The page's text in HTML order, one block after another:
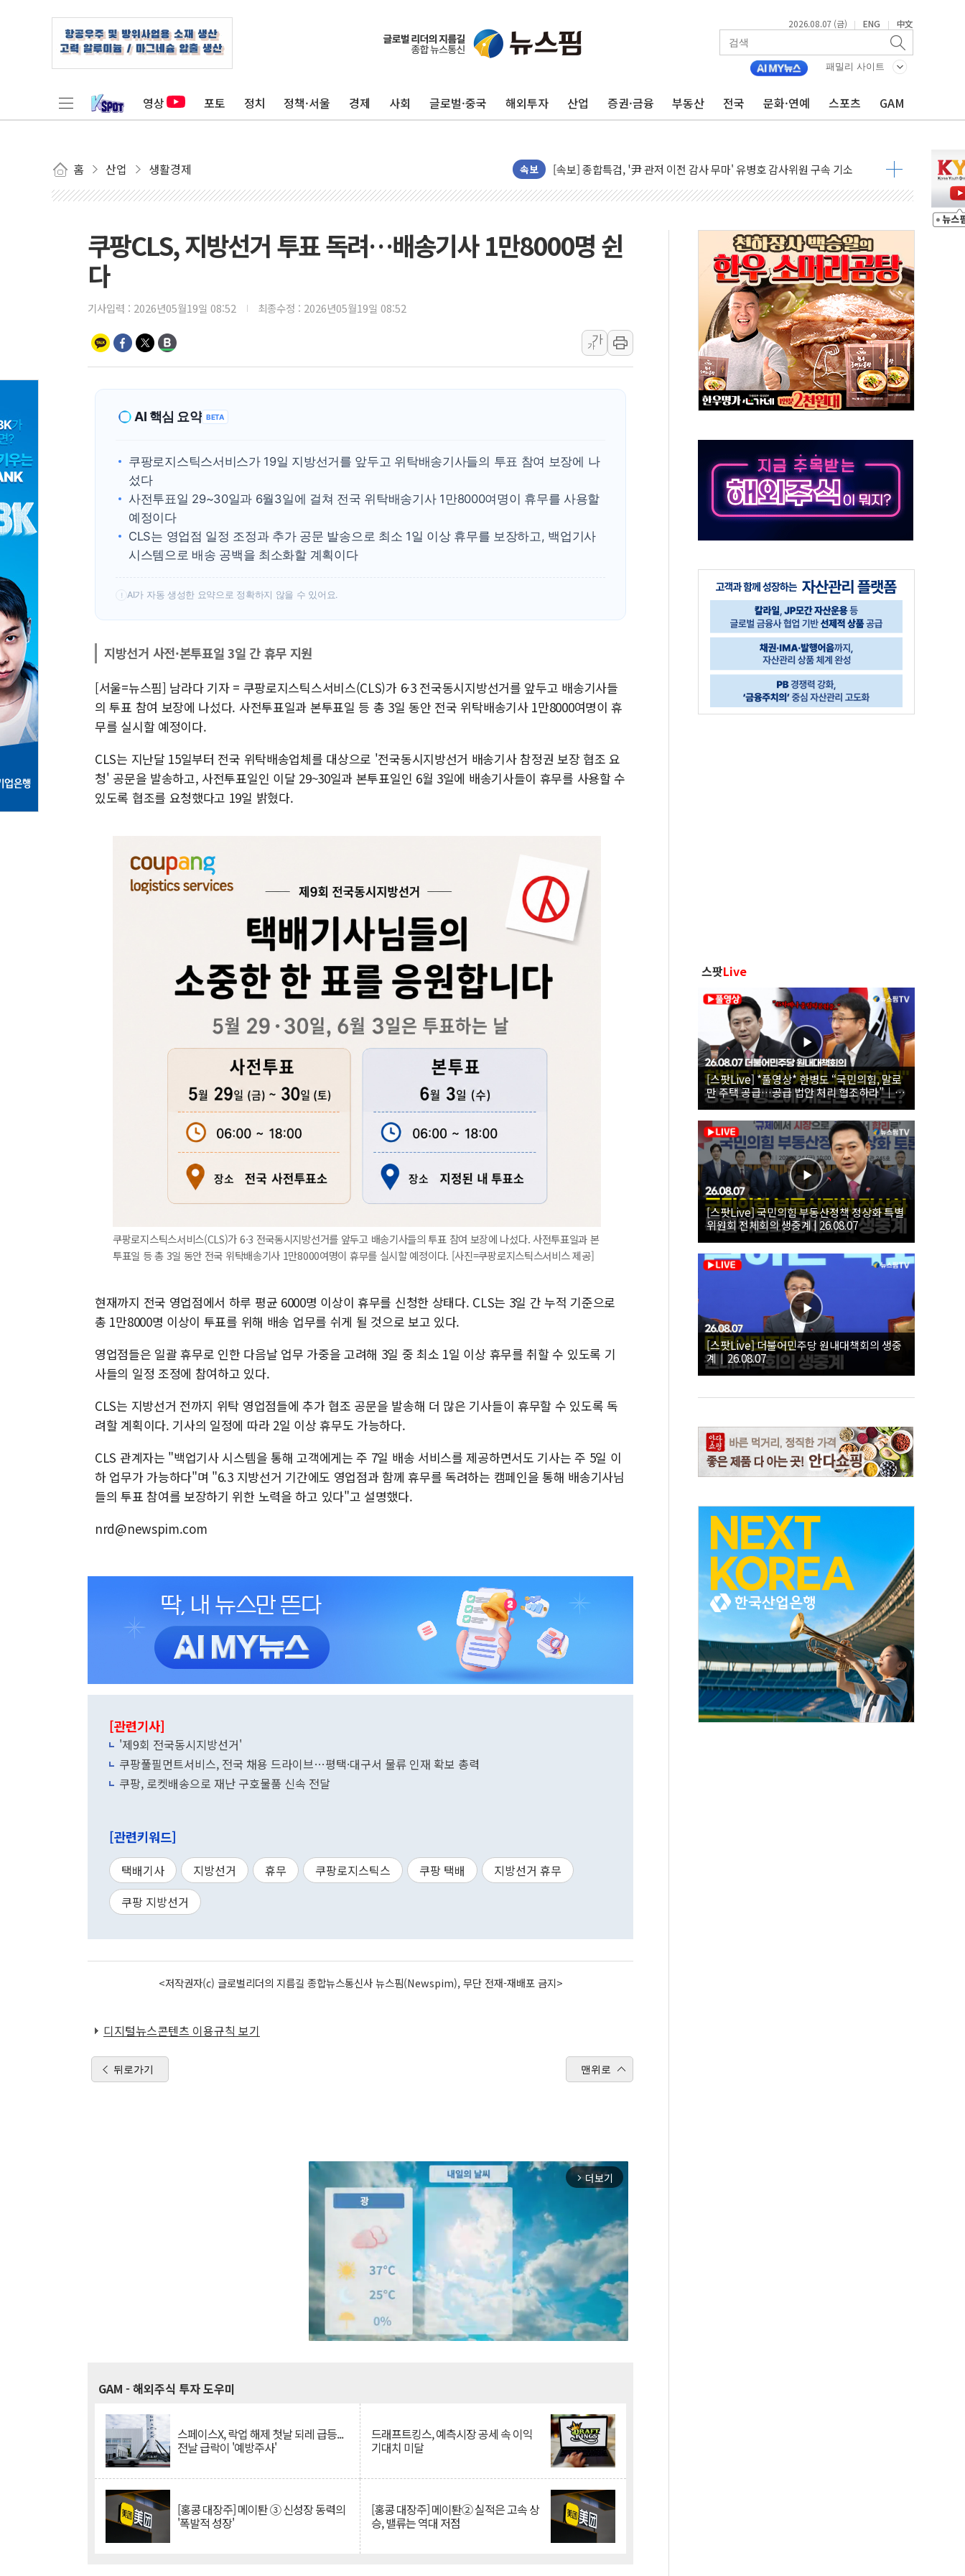
2026.08.07 (금) | ENG | 中文
패밀리 사이트
영상 포토 정치 정책·서울 경제 사회 글로벌·중국 해외투자 산업 증권·금융 부동산 전국 문화·연예 스포츠 GAM
홈 산업 생활경제 속보
장동혁 "규제와 대출 풀고 재개발·재건축 촉진하는 것이 부동산 정상화"
日, 4~6월 105조원 환시 개입...4월 말 '56조원' 사상 최대
오렌지플래닛 창업재단, 스타트업 지원 프로그램 성료
[속보] '해병 순직 책임' 임성근 전 사단장 항소심도 징역 3년 선고
경찰, '강북구 오피스텔 살인' 50대 남성 구속 송치
전국 그늘막 4만개 육박 7년 새 7배 늘었다...폭염 대책비는 8.6배 증가
"취약계층에 더 가혹한 여름"…구윤철, 쪽방촌 폭염 대응상황 점검
美·日 환율공조에 유럽 '패싱'… 美, 유로화 팔아 엔화 부양 후 사후 통보만
구리값 사상 최고치…'닥터 코퍼'가 말하는 경기 신호가 달라졌다
에어프레미아, 호치민 노선 재개...3년 2개월 만
티엠씨, 220억원 규모 美 전력 케이블 수주
[특징주] 2차전지주 동반 강세…배터리3사 일제히 상승
디티앤씨알오, 고려대 구로병원과 AI 정밀의료 협력
中企 졸업해도 세제혜택 3년 더...중기부, '피터팬 증후군' 완화 나선다
[특징주] 엘앤에프, 흑자 전환·LFP 공급 본격화에 15%대 급등
[글로벌 마켓 리포트 8월 7일]
쿠팡CLS, 지방선거 투표 독려…배송기사 1만8000명 쉰
다
기사입력 : 2026년05월19일 08:52 최종수정 : 2026년05월19일 08:52
가
가
AI 핵심 요약 BETA
쿠팡로지스틱스서비스가 19일 지방선거를 앞두고 위탁배송기사들의 투표 참여 보장에 나
섰다
사전투표일 29~30일과 6월3일에 걸쳐 전국 위탁배송기사 1만8000여명이 휴무를 사용할
예정이다
CLS는 영업점 일정 조정과 추가 공문 발송으로 최소 1일 이상 휴무를 보장하고, 백업기사
시스템으로 배송 공백을 최소화할 계획이다
! AI가 자동 생성한 요약으로 정확하지 않을 수 있어요.
지방선거 사전·본투표일 3일 간 휴무 지원
[서울=뉴스핌] 남라다 기자 = 쿠팡로지스틱스서비스(CLS)가 6·3 전국동시지방선거를 앞두고 배송기사들
의 투표 참여 보장에 나섰다. 사전투표일과 본투표일 등 총 3일 동안 전국 위탁배송기사 1만8000여명이 휴
무를 실시할 예정이다.
CLS는 지난달 15일부터 전국 위탁배송업체를 대상으로 '전국동시지방선거 배송기사 참정권 보장 협조 요
청' 공문을 발송하고, 사전투표일인 이달 29~30일과 본투표일인 6월 3일에 배송기사들이 휴무를 사용할 수
있도록 협조를 요청했다고 19일 밝혔다.
쿠팡로지스틱스서비스(CLS)가 6·3 전국동시지방선거를 앞두고 배송기사들의 투표 참여 보장에 나섰다. 사전투표일과 본
투표일 등 총 3일 동안 전국 위탁배송기사 1만8000여명이 휴무를 실시할 예정이다. [사진=쿠팡로지스틱스서비스 제공]
현재까지 전국 영업점에서 하루 평균 6000명 이상이 휴무를 신청한 상태다. CLS는 3일 간 누적 기준으로
총 1만8000명 이상이 투표를 위해 배송 업무를 쉬게 될 것으로 보고 있다.
영업점들은 일괄 휴무로 인한 다음날 업무 가중을 고려해 3일 중 최소 1일 이상 휴무를 취할 수 있도록 기
사들의 일정 조정에 참여하고 있다.
CLS는 지방선거 전까지 위탁 영업점들에 추가 협조 공문을 발송해 더 많은 기사들이 휴무할 수 있도록 독
려할 계획이다. 기사의 일정에 따라 2일 이상 휴무도 가능하다.
CLS 관계자는 "백업기사 시스템을 통해 고객에게는 주 7일 배송 서비스를 제공하면서도 기사는 주 5일 이
하 업무가 가능하다"며 "6.3 지방선거 기간에도 영업점과 함께 휴무를 독려하는 캠페인을 통해 배송기사님
들의 투표 참여를 보장하기 위한 노력을 하고 있다"고 설명했다.
nrd@newspim.com
[관련기사]
'제9회 전국동시지방선거'
쿠팡풀필먼트서비스, 전국 채용 드라이브…평택·대구서 물류 인재 확보 총력
쿠팡, 로켓배송으로 재난 구호물품 신속 전달
[관련키워드]
택배기사 지방선거 휴무 쿠팡로지스틱스 쿠팡 택배
지방선거 휴무
쿠팡 지방선거
<저작권자(c) 글로벌리더의 지름길 종합뉴스통신사 뉴스핌(Newspim), 무단 전재-재배포 금지>
디지털뉴스콘텐츠 이용규칙 보기
뒤로가기 맨위로
arrow_forward_ios 더보기
GAM - 해외주식 투자 도우미
스페이스X, 락업 해제 첫날 되레 급등...
전날 급락이 '예방주사'
드래프트킹스, 예측시장 공세 속 이익
기대치 미달
[홍콩 대장주] 메이퇀 ③ 신성장 동력의
'폭발적 성장'
[홍콩 대장주] 메이퇀② 실적은 고속 상
승, 밸류는 역대 저점
스팟Live
[스팟Live] *풀영상* 한병도 “국민의힘, 말로
만 주택 공급…공급 법안 처리 협조하라”｜
26.08.07 더불어민주당 원내대책회의
[스팟Live] 국민의힘 부동산정책 정상화 특별
위원회 전체회의 생중계 | 26.08.07
[스팟Live] 더불어민주당 원내대책회의 생중
계｜26.08.07